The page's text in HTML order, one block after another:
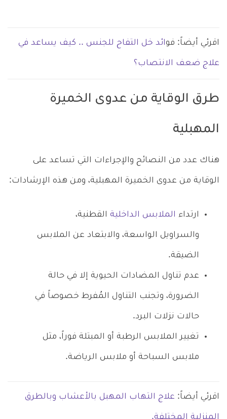
اقرئي أيضاً: فوائد خل التفاح للجنس .. كيف يساعد في
علاج ضعف الانتصاب؟
طرق الوقاية من عدوى الخميرة
المهبلية
هناك عدد من النصائح والإجراءات التي تساعد على
الوقاية من عدوى الخميرة المهبلية، ومن هذه الإرشادات:
ارتداء الملابس الداخلية القطنية،
والسراويل الواسعة، والابتعاد عن الملابس
الضيقة.
عدم تناول المضادات الحيوية إلا في حالة
الضرورة، وتجنب التناول المُفرط خصوصاً في
حالات نزلات البرد.
تغيير الملابس الرطبة أو المبتلة فوراً، مثل
ملابس السباحة أو ملابس الرياضة.
اقرئي أيضاً: علاج التهاب المهبل بالأعشاب وبالطرق